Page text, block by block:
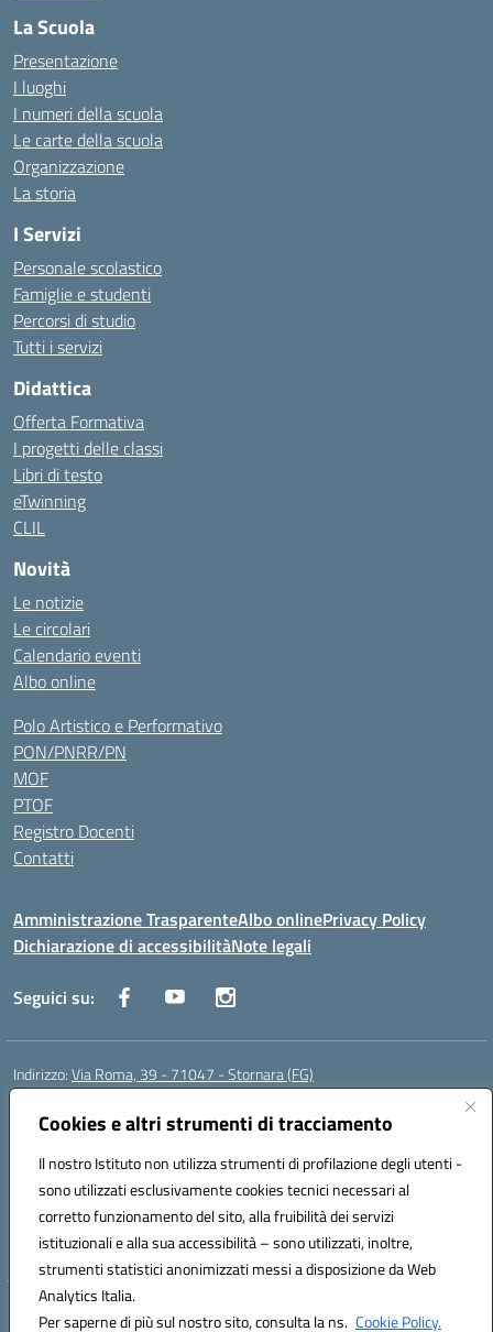
Cookies e altri strumenti di tracciamento
Il nostro Istituto non utilizza strumenti di profilazione degli utenti -
sono utilizzati esclusivamente cookies tecnici necessari al
corretto funzionamento del sito, alla fruibilità dei servizi
istituzionali e alla sua accessibilità – sono utilizzati, inoltre,
strumenti statistici anonimizzati messi a disposizione da Web
Analytics Italia.
Per saperne di più sul nostro sito, consulta la ns. Cookie Policy.
La Scuola
Presentazione
I luoghi
I numeri della scuola
Le carte della scuola
Organizzazione
La storia
I Servizi
Personale scolastico
Famiglie e studenti
Percorsi di studio
Tutti i servizi
Didattica
Offerta Formativa
I progetti delle classi
Libri di testo
eTwinning
CLIL
Novità
Le notizie
Le circolari
Calendario eventi
Albo online
Polo Artistico e Performativo
PON/PNRR/PN
MOF
PTOF
Registro Docenti
Contatti
Amministrazione TrasparenteAlbo onlinePrivacy Policy
Dichiarazione di accessibilitàNote legali
Seguici su:
Indirizzo:Via Roma, 39 - 71047 - Stornara (FG)
Centralino:
Posta elettronica certificata (PEC):FGIC83700P@pec.istruzione.it
Codice fiscale: 90015650717
Codice meccanografico:FGIC83700P
Codice Indice delle Pubbliche Amministrazioni (IPA): istsc_fgic83700p
Codice unico di fatturazione (CUF): UFUOPR
Hosting & Powered by 3D Solution S.r.l.